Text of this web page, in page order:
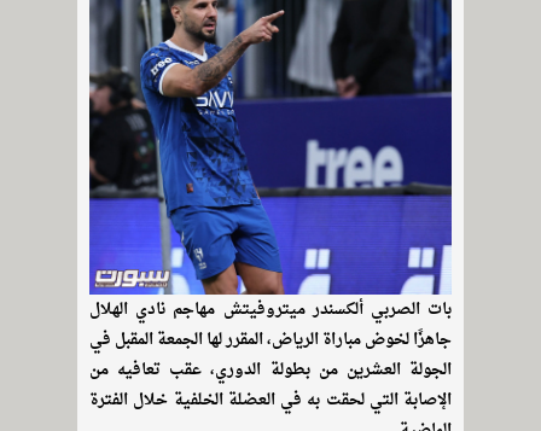
بات الصربي ألكسندر ميتروفيتش مهاجم نادي الهلال
جاهزًا لخوض مباراة الرياض، المقرر لها الجمعة المقبل في
الجولة العشرين من بطولة الدوري، عقب تعافيه من
الإصابة التي لحقت به في العضلة الخلفية خلال الفترة